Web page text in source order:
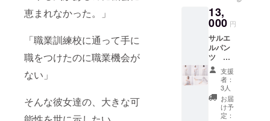
恵まれなかった。」
「職業訓練校に通って手に
職をつけたのに職業機会が
ない」
そんな彼女達の、大きな可
食べる
ビリヤ
ニ ⑤自
家製
チャ
イ、
ホーム
メイド
ヘル
シース
イーツ
買い物
から使
10%Off
クーポ
ンコー
ド ※原
材料及
び添加
物等の
食品表
示はお
キット
(6人前)
③自宅
で簡単
に作れ
るチャ
イスパ
イス
キット
(6人前)
④オン
ライン
トする
クロッ
プド丈
のパン
ツで
す。 伸
縮性の
ある素
材と
ゆった
りとし
た腰回
13,
000 円
サルエ
ルパン
ツ
(パーキ
ンカリ /
マーブ
ル) 販
売予定
価格
支援
者：
3人
お届
け予
定：